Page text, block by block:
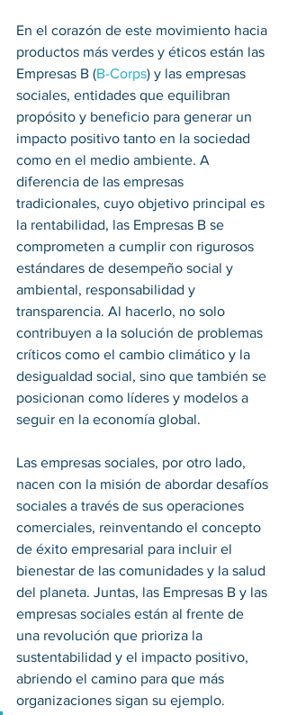
En el corazón de este movimiento hacia
productos más verdes y éticos están las
Empresas B (B-Corps) y las empresas
sociales, entidades que equilibran
propósito y beneficio para generar un
impacto positivo tanto en la sociedad
como en el medio ambiente. A
diferencia de las empresas
tradicionales, cuyo objetivo principal es
la rentabilidad, las Empresas B se
comprometen a cumplir con rigurosos
estándares de desempeño social y
ambiental, responsabilidad y
transparencia. Al hacerlo, no solo
contribuyen a la solución de problemas
críticos como el cambio climático y la
desigualdad social, sino que también se
posicionan como líderes y modelos a
seguir en la economía global.
Las empresas sociales, por otro lado,
nacen con la misión de abordar desafíos
sociales a través de sus operaciones
comerciales, reinventando el concepto
de éxito empresarial para incluir el
bienestar de las comunidades y la salud
del planeta. Juntas, las Empresas B y las
empresas sociales están al frente de
una revolución que prioriza la
sustentabilidad y el impacto positivo,
abriendo el camino para que más
organizaciones sigan su ejemplo.